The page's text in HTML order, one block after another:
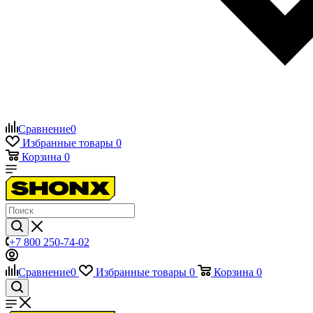
Сравнение0
Избранные товары 0
Корзина 0
+7 800 250-74-02
Сравнение0 Избранные товары 0 Корзина 0